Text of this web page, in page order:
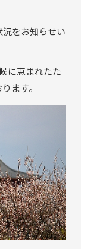
をお知らせい
に恵まれたた
ます。